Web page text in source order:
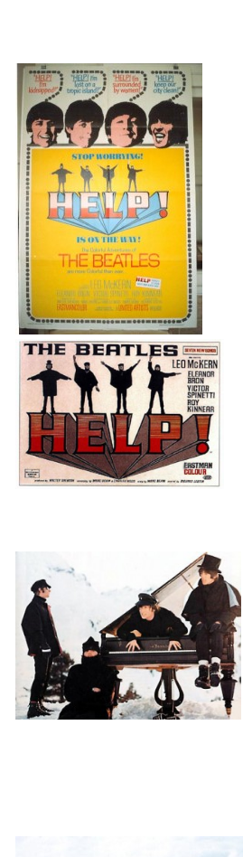
KALENDÁŘ 1967-68
KALENDÁŘ 1969 - 70
KALENDÁŘ 1971 - 79
KALENDÁŘ 1980 -
KONCERTY 1957 - 1964
KONCERTY 1965 - 1969
FOTO - JAK ŠEL ČAS
SPOLUPRÁCE NA JINÝCH PROJEKTECH
JMENNÝ SLOVNÍK
AUKCE BEATLESOVSKÝCH PŘEDMĚTŮ
ZDROJE